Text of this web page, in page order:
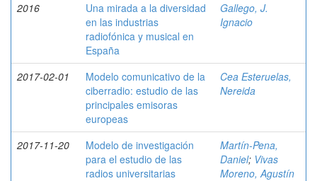
2016
Una mirada a la diversidad
en las industrias
radiofónica y musical en
España
Gallego, J.
Ignacio
2017-02-01
Modelo comunicativo de la
ciberradio: estudio de las
principales emisoras
europeas
Cea Esteruelas,
Nereida
2017-11-20
Modelo de investigación
para el estudio de las
radios universitarias
Martín-Pena,
Daniel; Vivas
Moreno, Agustín